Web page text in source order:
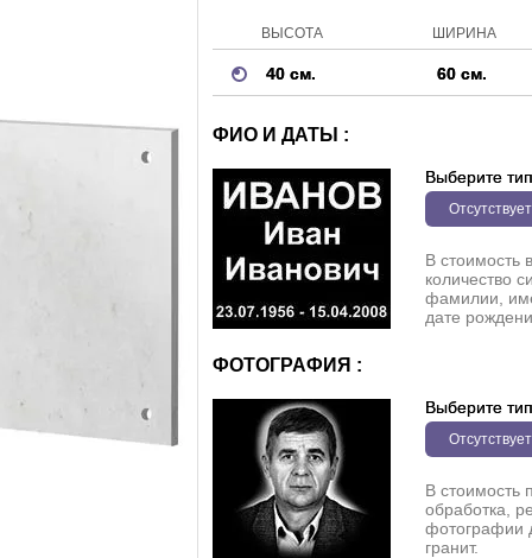
ВЫСОТА ШИРИНА
40 см. 60 см.
ФИО И ДАТЫ :
Выберите тип
Отсутствует
В стоимость
количество
фамилии,
дате
ФОТОГРАФИЯ :
Выберите тип
Отсутствует
В стоимость
обработка,
фотографии
гранит.